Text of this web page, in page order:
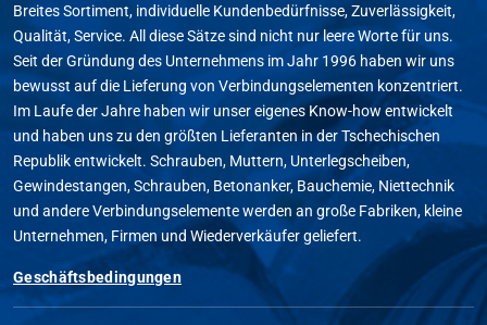
Breites Sortiment, individuelle Kundenbedürfnisse, Zuverlässigkeit,
Qualität, Service. All diese Sätze sind nicht nur leere Worte für uns.
Seit der Gründung des Unternehmens im Jahr 1996 haben wir uns
bewusst auf die Lieferung von Verbindungselementen konzentriert.
Im Laufe der Jahre haben wir unser eigenes Know-how entwickelt
und haben uns zu den größten Lieferanten in der Tschechischen
Republik entwickelt. Schrauben, Muttern, Unterlegscheiben,
Gewindestangen, Schrauben, Betonanker, Bauchemie, Niettechnik
und andere Verbindungselemente werden an große Fabriken, kleine
Unternehmen, Firmen und Wiederverkäufer geliefert.
Geschäftsbedingungen